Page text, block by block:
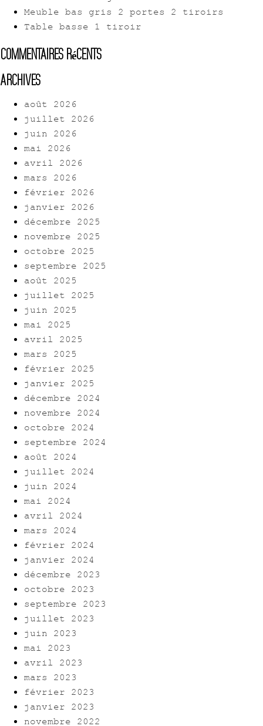
Meuble bas gris 2 portes 2 tiroirs
Table basse 1 tiroir
Commentaires récents
Archives
août 2026
juillet 2026
juin 2026
mai 2026
avril 2026
mars 2026
février 2026
janvier 2026
décembre 2025
novembre 2025
octobre 2025
septembre 2025
août 2025
juillet 2025
juin 2025
mai 2025
avril 2025
mars 2025
février 2025
janvier 2025
décembre 2024
novembre 2024
octobre 2024
septembre 2024
août 2024
juillet 2024
juin 2024
mai 2024
avril 2024
mars 2024
février 2024
janvier 2024
décembre 2023
octobre 2023
septembre 2023
juillet 2023
juin 2023
mai 2023
avril 2023
mars 2023
février 2023
janvier 2023
novembre 2022